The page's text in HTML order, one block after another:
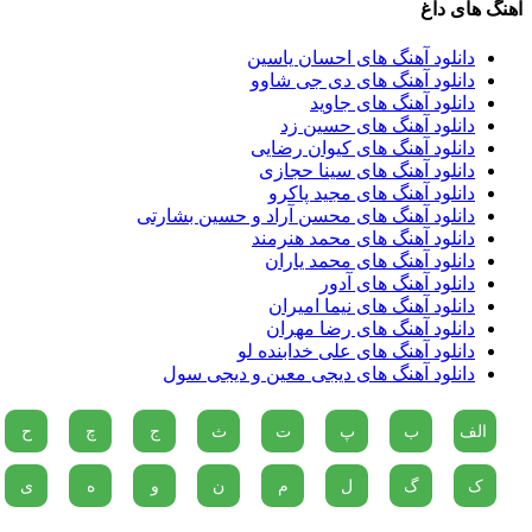
آهنگ های داغ
دانلود آهنگ های احسان یاسین
دانلود آهنگ های دی جی شاوو
دانلود آهنگ های جاوید
دانلود آهنگ های حسین زد
دانلود آهنگ های کیوان رضایی
دانلود آهنگ های سینا حجازی
دانلود آهنگ های مجید پاکرو
دانلود آهنگ های محسن آراد و حسین بشارتی
دانلود آهنگ های محمد هنرمند
دانلود آهنگ های محمد یاران
دانلود آهنگ های آدور
دانلود آهنگ های نیما امیران
دانلود آهنگ های رضا مهران
دانلود آهنگ های علی خدابنده لو
دانلود آهنگ های دیجی معین و دیجی سول
الف ب پ ت ث ج چ ح
ک گ ل م ن و ه ی